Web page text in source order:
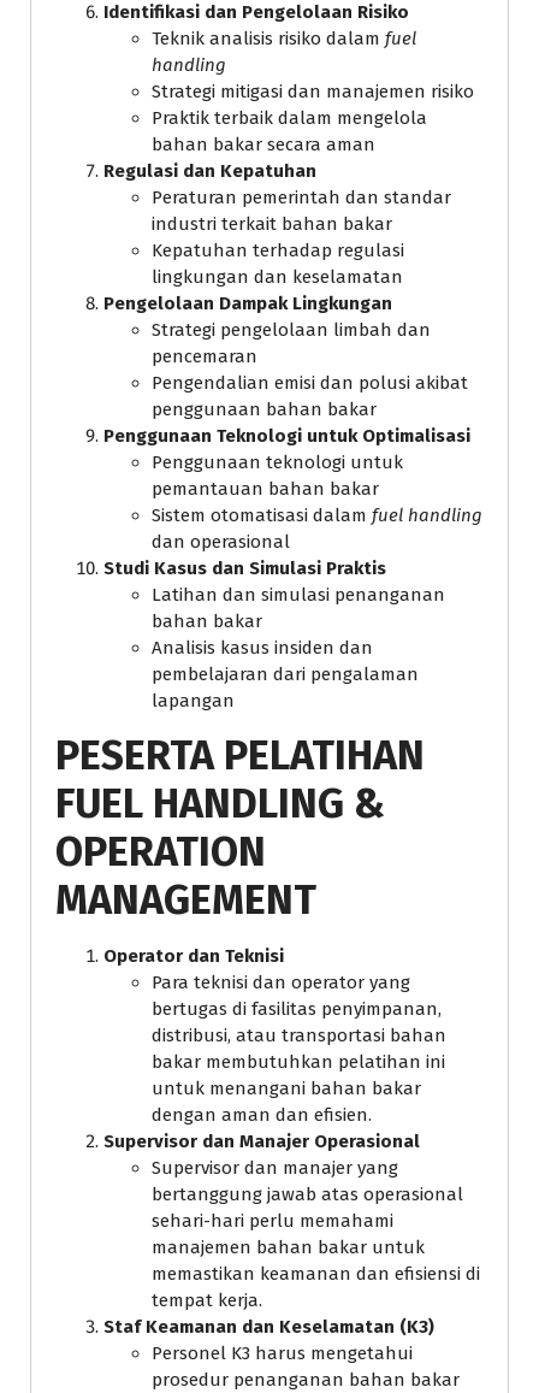
Identifikasi dan Pengelolaan Risiko
Teknik analisis risiko dalam fuel
handling
Strategi mitigasi dan manajemen risiko
Praktik terbaik dalam mengelola
bahan bakar secara aman
Regulasi dan Kepatuhan
Peraturan pemerintah dan standar
industri terkait bahan bakar
Kepatuhan terhadap regulasi
lingkungan dan keselamatan
Pengelolaan Dampak Lingkungan
Strategi pengelolaan limbah dan
pencemaran
Pengendalian emisi dan polusi akibat
penggunaan bahan bakar
Penggunaan Teknologi untuk Optimalisasi
Penggunaan teknologi untuk
pemantauan bahan bakar
Sistem otomatisasi dalam fuel handling
dan operasional
Studi Kasus dan Simulasi Praktis
Latihan dan simulasi penanganan
bahan bakar
Analisis kasus insiden dan
pembelajaran dari pengalaman
lapangan
PESERTA PELATIHAN
FUEL HANDLING &
OPERATION
MANAGEMENT
Operator dan Teknisi
Para teknisi dan operator yang
bertugas di fasilitas penyimpanan,
distribusi, atau transportasi bahan
bakar membutuhkan pelatihan ini
untuk menangani bahan bakar
dengan aman dan efisien.
Supervisor dan Manajer Operasional
Supervisor dan manajer yang
bertanggung jawab atas operasional
sehari-hari perlu memahami
manajemen bahan bakar untuk
memastikan keamanan dan efisiensi di
tempat kerja.
Staf Keamanan dan Keselamatan (K3)
Personel K3 harus mengetahui
prosedur penanganan bahan bakar